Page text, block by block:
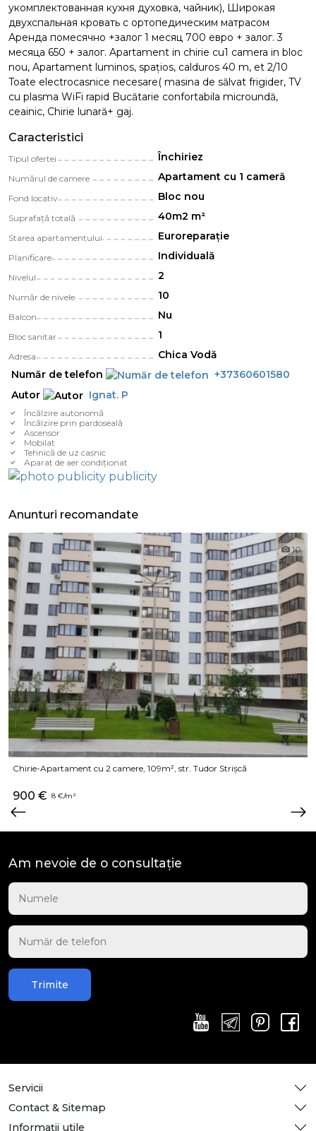
укомплектованная кухня духовка, чайник), Широкая
двухспальная кровать с ортопедическим матрасом
Аренда помесячно +залог 1 месяц 700 евро + залог. 3
месяца 650 + залог. Apartament in chirie cu1 camera in bloc
nou, Apartament luminos, spațios, calduros 40 m, et 2/10
Toate electrocasnice necesare( masina de sălvat frigider, TV
cu plasma WiFi rapid Bucătarie confortabila microundă,
ceainic, Chirie lunară+ gaj.
Caracteristici
Tipul ofertei Închiriez
Numărul de camere Apartament cu 1 cameră
Fond locativ Bloc nou
Suprafață totală 40m2 m²
Starea apartamentului Euroreparație
Planificare Individuală
Nivelul 2
Număr de nivele 10
Balcon Nu
Bloc sanitar 1
Adresa
Chica Vodă
Număr de telefon
+37360601580
Autor
Ignat. P
Încălzire autonomă
Încălzire prin pardoseală
Ascensor
Mobilat
Tehnică de uz casnic
Aparat de aer condiționat
Anunturi recomandate
10
Chirie-Apartament cu 2 camere, 109m², str. Tudor Strișcă
900 € 8 €/m²
Am nevoie de o consultație
Trimite
Servicii
Contact & Sitemap
Informații utile